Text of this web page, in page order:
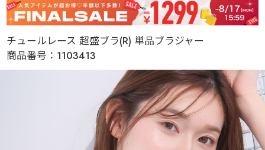
チュールレース 超盛ブラ(R) 単品ブラジャー
商品番号： 1103413